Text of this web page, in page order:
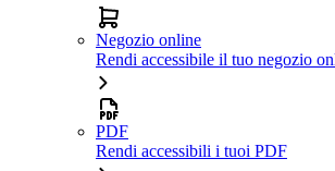
Negozio online
Rendi accessibile il tuo negozio
PDF
Rendi accessibili i tuoi PDF